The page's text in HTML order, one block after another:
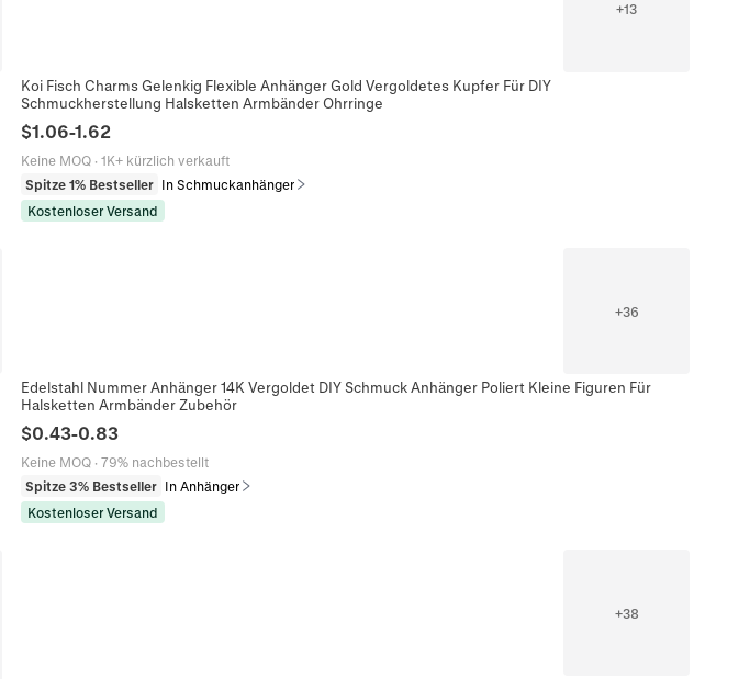
+13
Koi Fisch Charms Gelenkig Flexible Anhänger Gold Vergoldetes Kupfer Für DIY
Schmuckherstellung Halsketten Armbänder Ohrringe
$1.06-1.62
Keine MOQ · 1K+ kürzlich verkauft
Spitze 1% Bestseller In Schmuckanhänger
Kostenloser Versand
+36
Edelstahl Nummer Anhänger 14K Vergoldet DIY Schmuck Anhänger Poliert Kleine Figuren Für
Halsketten Armbänder Zubehör
$0.43-0.83
Keine MOQ · 79% nachbestellt
Spitze 3% Bestseller In Anhänger
Kostenloser Versand
+38